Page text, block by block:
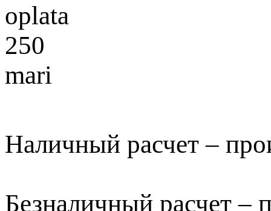
Наличный расчет –
Безналичный расчет –